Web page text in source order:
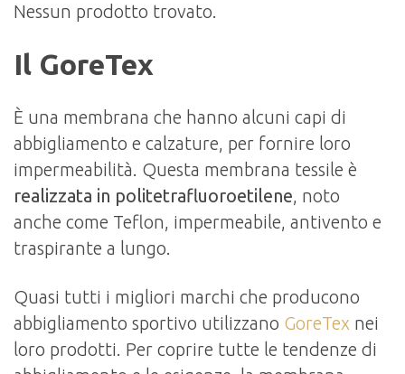
Nessun prodotto trovato.
Il GoreTex
È una membrana che hanno alcuni capi di
abbigliamento e calzature, per fornire loro
impermeabilità. Questa membrana tessile è
realizzata in politetrafluoroetilene, noto
anche come Teflon, impermeabile, antivento e
traspirante a lungo.
Quasi tutti i migliori marchi che producono
abbigliamento sportivo utilizzano GoreTex nei
loro prodotti. Per coprire tutte le tendenze di